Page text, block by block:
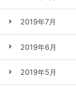
2019年7月
2019年6月
2019年5月